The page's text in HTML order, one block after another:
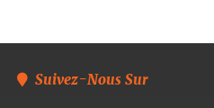
Suivez-Nous Sur